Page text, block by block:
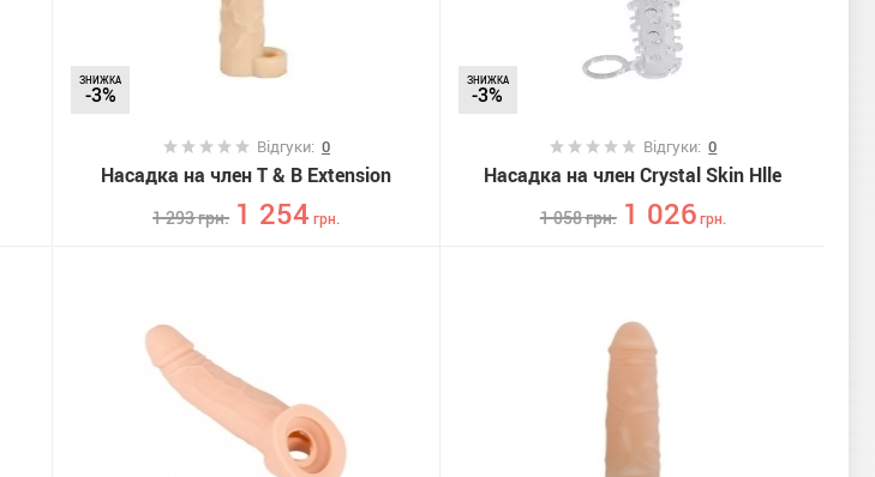
ЗНИЖКА
-3%
Відгуки: 0
Насадка на член T & B Extension
1 293грн. 1 254 грн.
ЗНИЖКА
-3%
Відгуки:0
Насадка на член Crystal Skin Hlle
1 058грн. 1 026грн.